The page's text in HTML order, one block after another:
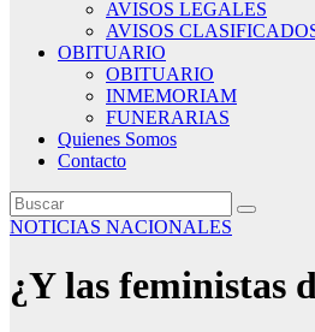
AVISOS LEGALES
AVISOS
OBITUARIO
OBITUARIO
INMEMORIAM
FUNERARIAS
Quienes Somos
Contacto
NOTICIAS NACIONALES
¿Y las feministas